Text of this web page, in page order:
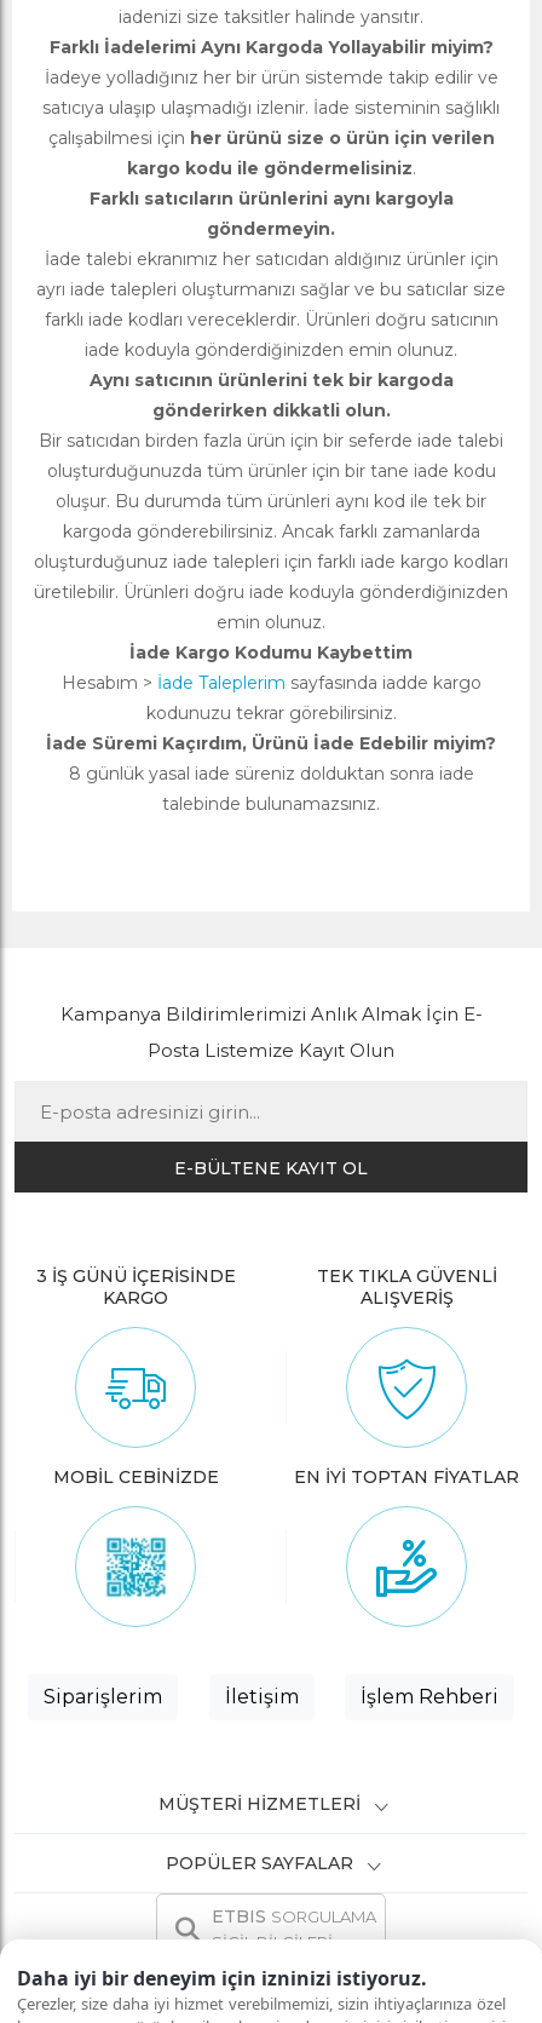
Daha iyi bir deneyim için izninizi istiyoruz.
Çerezler, size daha iyi hizmet verebilmemizi, sizin ihtiyaçlarınıza özel
iadenizi size taksitler halinde yansıtır.
Farklı İadelerimi Aynı Kargoda Yollayabilir miyim?
İadeye yolladığınız her bir ürün sistemde takip edilir ve
satıcıya ulaşıp ulaşmadığı izlenir. İade sisteminin sağlıklı
çalışabilmesi için her ürünü size o ürün için verilen
kargo kodu ile göndermelisiniz.
Farklı satıcıların ürünlerini aynı kargoyla
göndermeyin.
İade talebi ekranımız her satıcıdan aldığınız ürünler için
ayrı iade talepleri oluşturmanızı sağlar ve bu satıcılar size
farklı iade kodları vereceklerdir. Ürünleri doğru satıcının
iade koduyla gönderdiğinizden emin olunuz.
Aynı satıcının ürünlerini tek bir kargoda
gönderirken dikkatli olun.
Bir satıcıdan birden fazla ürün için bir seferde iade talebi
oluşturduğunuzda tüm ürünler için bir tane iade kodu
oluşur. Bu durumda tüm ürünleri aynı kod ile tek bir
kargoda gönderebilirsiniz. Ancak farklı zamanlarda
oluşturduğunuz iade talepleri için farklı iade kargo kodları
üretilebilir. Ürünleri doğru iade koduyla gönderdiğinizden
emin olunuz.
İade Kargo Kodumu Kaybettim
Hesabım > İade Taleplerim sayfasında iadde kargo
kodunuzu tekrar görebilirsiniz.
İade Süremi Kaçırdım, Ürünü İade Edebilir miyim?
8 günlük yasal iade süreniz dolduktan sonra iade
talebinde bulunamazsınız.
Kampanya Bildirimlerimizi Anlık Almak İçin E-
Posta Listemize Kayıt Olun
E-BÜLTENE KAYIT OL
3 İŞ GÜNÜ İÇERİSİNDE
KARGO
TEK TIKLA GÜVENLİ
ALIŞVERİŞ
MOBİL CEBİNİZDE EN İYİ TOPTAN FİYATLAR
Siparişlerim İletişim İşlem Rehberi
MÜŞTERI HIZMETLERI
POPÜLER SAYFALAR
ETBIS SORGULAMA
SİCİL BİLGİLERİ